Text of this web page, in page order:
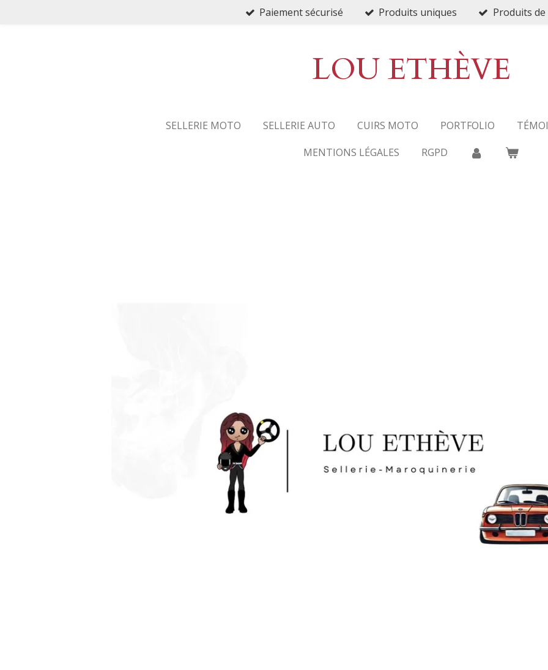
Paiement sécurisé Produits uniques Produits
LOU ETHÈVE
SELLERIE MOTO SELLERIE AUTO CUIRS MOTO PORTFOLIO
MENTIONS LÉGALES
RGPD